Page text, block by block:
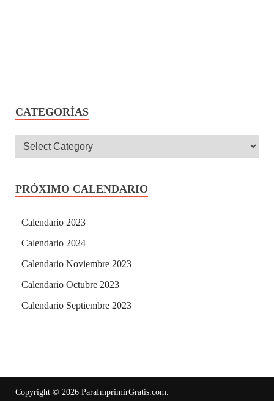
CATEGORÍAS
PRÓXIMO CALENDARIO
Calendario 2023
Calendario 2024
Calendario Noviembre 2023
Calendario Octubre 2023
Calendario Septiembre 2023
Copyright © 2026 ParaImprimirGratis.com.